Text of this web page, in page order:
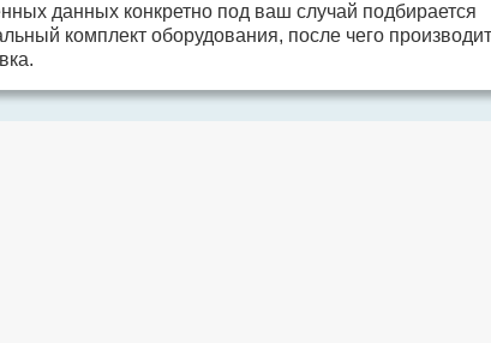
данных конкретно под ваш случай подбирается
комплект оборудования, после чего